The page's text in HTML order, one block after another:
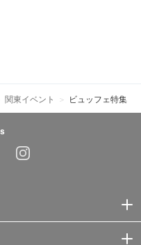
関東イベント ビュッフェ特集